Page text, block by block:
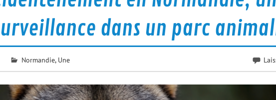
dans un parc
Normandie, Une